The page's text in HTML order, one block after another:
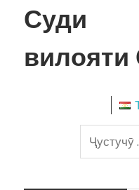
Skip
to
Суди
вилояти